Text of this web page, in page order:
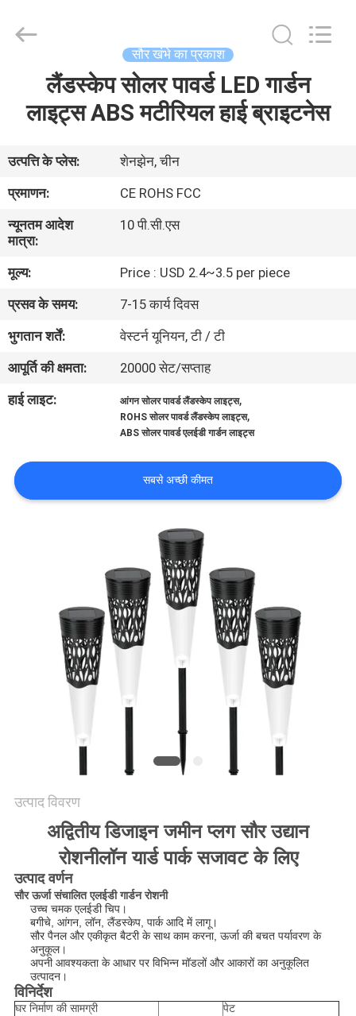
हमारे
बारे
में
कारखाना
गुणवत्ता
नियंत्रण
करें
ONLINE
SHOP
साइटमैप
गोपनीयता
नीति
सौर खंभे का प्रकाश
लैंडस्केप सोलर पावर्ड LED गार्डन
लाइट्स ABS मटीरियल हाई ब्राइटनेस
उत्पत्ति के प्लेस:
शेनझेन, चीन
प्रमाणन:
CE ROHS FCC
न्यूनतम आदेश
मात्रा:
10 पी.सी.एस
मूल्य:
Price : USD 2.4~3.5 per piece
प्रसव के समय:
7-15 कार्य दिवस
भुगतान शर्तें:
वेस्टर्न यूनियन, टी / टी
आपूर्ति की क्षमता:
20000 सेट/सप्ताह
हाई लाइट:
आंगन सोलर पावर्ड लैंडस्केप लाइट्स,
ROHS सोलर पावर्ड लैंडस्केप लाइट्स,
ABS सोलर पावर्ड एलईडी गार्डन लाइट्स
सबसे अच्छी कीमत
उत्पाद विवरण
अद्वितीय डिजाइन जमीन प्लग सौर उद्यान
रोशनीलॉन यार्ड पार्क सजावट के लिए
उत्पाद वर्णन
सौर ऊर्जा संचालित एलईडी गार्डन रोशनी
उच्च चमक एलईडी चिप।
बगीचे, आंगन, लॉन, लैंडस्केप, पार्क आदि में लागू।
सौर पैनल और एकीकृत बैटरी के साथ काम करना, ऊर्जा की बचत पर्यावरण के
अनुकूल।
अपनी आवश्यकता के आधार पर विभिन्न मॉडलों और आकारों का अनुकूलित
उत्पादन।
विनिर्देश
घर निर्माण की सामग्री
पेट